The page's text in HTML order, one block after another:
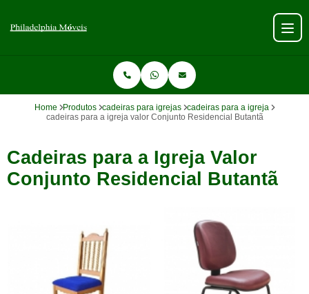
Home Produtos cadeiras para igrejas cadeiras para a igreja
cadeiras para a igreja valor Conjunto Residencial Butantã
Cadeiras para a Igreja Valor
Conjunto Residencial Butantã